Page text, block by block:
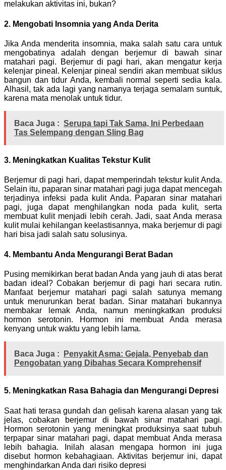
melakukan aktivitas ini, bukan?
2. Mengobati Insomnia yang Anda Derita
Jika Anda menderita insomnia, maka salah satu cara untuk
mengobatinya adalah dengan berjemur di bawah sinar
matahari pagi. Berjemur di pagi hari, akan mengatur kerja
kelenjar pineal. Kelenjar pineal sendiri akan membuat siklus
bangun dan tidur Anda, kembali normal seperti sedia kala.
Alhasil, tak ada lagi yang namanya terjaga semalam suntuk,
karena mata menolak untuk tidur.
Baca Juga : Serupa tapi Tak Sama, Ini Perbedaan
Tas Selempang dengan Sling Bag
3. Meningkatkan Kualitas Tekstur Kulit
Berjemur di pagi hari, dapat memperindah tekstur kulit Anda.
Selain itu, paparan sinar matahari pagi juga dapat mencegah
terjadinya infeksi pada kulit Anda. Paparan sinar matahari
pagi, juga dapat menghilangkan noda pada kulit, serta
membuat kulit menjadi lebih cerah. Jadi, saat Anda merasa
kulit mulai kehilangan keelastisannya, maka berjemur di pagi
hari bisa jadi salah satu solusinya.
4. Membantu Anda Mengurangi Berat Badan
Pusing memikirkan berat badan Anda yang jauh di atas berat
badan ideal? Cobakan berjemur di pagi hari secara rutin.
Manfaat berjemur matahari pagi salah satunya memang
untuk menurunkan berat badan. Sinar matahari bukannya
membakar lemak Anda, namun meningkatkan produksi
hormon serotonin. Hormon ini membuat Anda merasa
kenyang untuk waktu yang lebih lama.
Baca Juga :
Penyakit Asma: Gejala, Penyebab dan
Pengobatan yang Dibahas Secara Komprehensif
5. Meningkatkan Rasa Bahagia dan Mengurangi Depresi
Saat hati terasa gundah dan gelisah karena alasan yang tak
jelas, cobakan berjemur di bawah sinar matahari pagi.
Hormon serotonin yang meningkat produksinya saat tubuh
terpapar sinar matahari pagi, dapat membuat Anda merasa
lebih bahagia. Inilah alasan mengapa hormon ini juga
disebut hormon kebahagiaan. Aktivitas berjemur ini, dapat
menghindarkan Anda dari risiko depresi